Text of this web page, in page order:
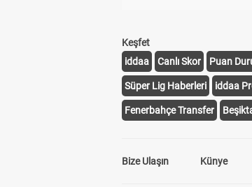
Keşfet
iddaa
Canlı Skor Puan
Süper Lig Haberleri iddaa
Fenerbahçe Transfer
Bize Ulaşın Künye